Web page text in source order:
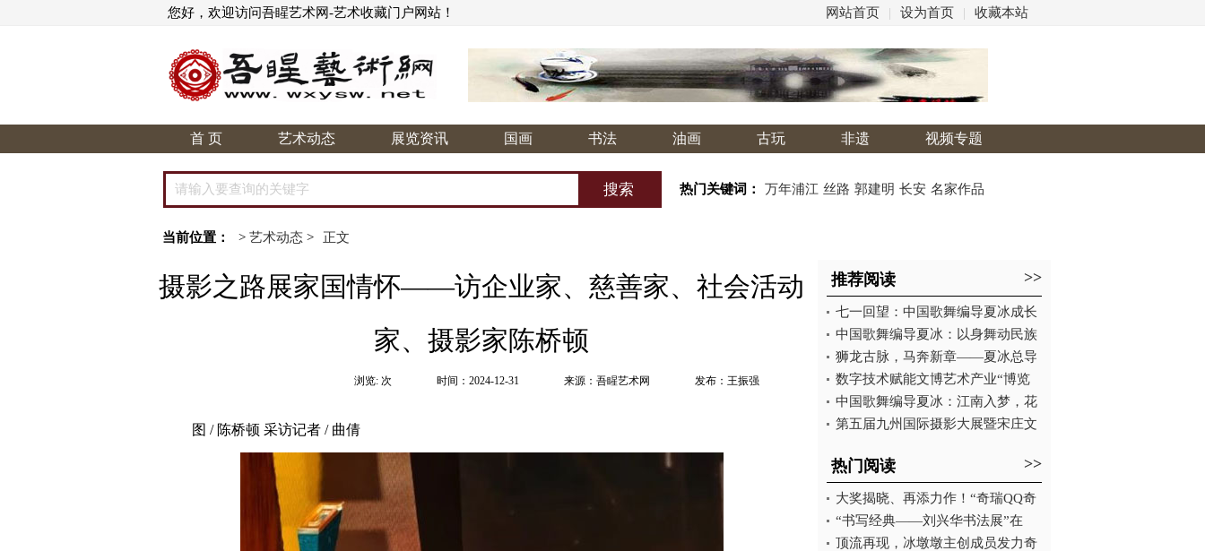
您好，欢迎访问吾睲艺术网-艺术收藏门户网站！ 网站首页 | 设为首页 | 收藏本站
首 页 艺术动态 展览资讯 国画 书法 油画 古玩 非遗 视频专题
热门关键词： 万年浦江 丝路 郭建明 长安 名家作品
当前位置： > 艺术动态> 正文
摄影之路展家国情怀——访企业家、慈善家、社会活动
家、摄影家陈桥顿
发布：王振强
来源：吾睲艺术网
时间：2024-12-31
浏览: 次
图 / 陈桥顿 采访记者 / 曲倩
推荐阅读 >>
七一回望：中国歌舞编导夏冰成长
中国歌舞编导夏冰：以身舞动民族
狮龙古脉，马奔新章——夏冰总导
数字技术赋能文博艺术产业“博览
中国歌舞编导夏冰：江南入梦，花
第五届九州国际摄影大展暨宋庄文
热门阅读 >>
大奖揭晓、再添力作！“奇瑞QQ奇
“书写经典——刘兴华书法展”在
顶流再现，冰墩墩主创成员发力奇